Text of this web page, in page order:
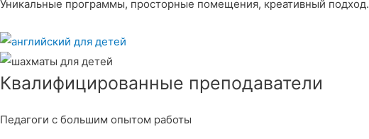
Уникальные программы, просторные помещения, креативный подход.
Квалифицированные преподаватели
Педагоги с большим опытом работы